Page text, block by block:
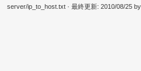
server/ip_to_host.txt · 最終更新: 2010/08/25 by